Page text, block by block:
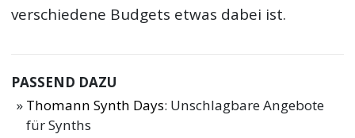
verschiedene Budgets etwas dabei ist.
PASSEND DAZU
Thomann Synth Days: Unschlagbare Angebote
für Synths